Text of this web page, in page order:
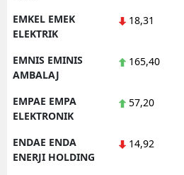
EMKEL EMEK
ELEKTRIK
18,31
EMNIS EMINIS
AMBALAJ
165,40
EMPAE EMPA
ELEKTRONIK
57,20
ENDAE ENDA
ENERJI HOLDING
14,92